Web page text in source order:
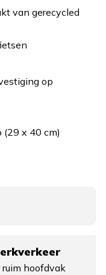
van gerecycled
op
(29 x 40 cm)
hoofdvak